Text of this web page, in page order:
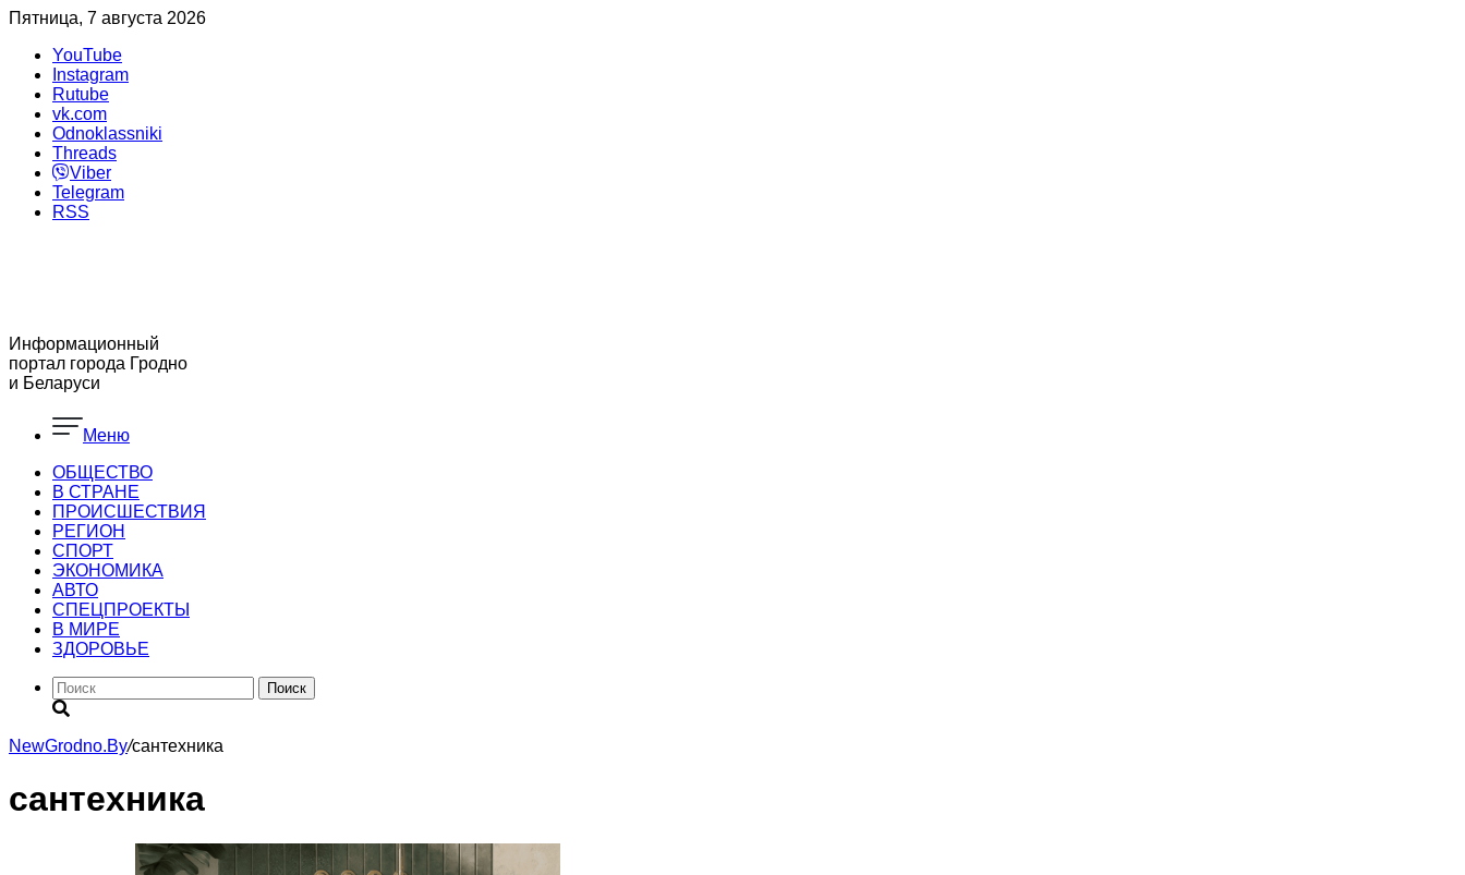
Пятница, 7 августа 2026
YouTube
Instagram
Rutube
vk.com
Odnoklassniki
Threads
Viber
Telegram
RSS
Информационный
портал города Гродно
и Беларуси
Меню
ОБЩЕСТВО
В СТРАНЕ
ПРОИСШЕСТВИЯ
РЕГИОН
CПОРТ
ЭКОНОМИКА
АВТО
СПЕЦПРОЕКТЫ
В МИРЕ
ЗДОРОВЬЕ
Поиск
NewGrodno.By/сантехника
сантехника